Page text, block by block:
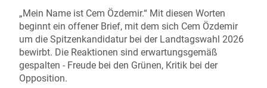
„Mein Name ist Cem Özdemir.“ Mit diesen Worten
beginnt ein offener Brief, mit dem sich Cem Özdemir
um die Spitzenkandidatur bei der Landtagswahl 2026
bewirbt. Die Reaktionen sind erwartungsgemäß
gespalten - Freude bei den Grünen, Kritik bei der
Opposition.